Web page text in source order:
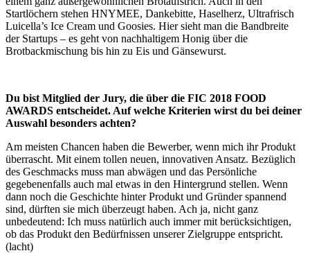
Startlöchern stehen HNYMEE, Dankebitte, Haselherz, Ultrafrisch
Luicella’s Ice Cream und Goosies. Hier sieht man die Bandbreite
der Startups – es geht von nachhaltigem Honig über die
Brotbackmischung bis hin zu Eis und Gänsewurst.
Du bist Mitglied der Jury, die über die FIC 2018 FOOD
AWARDS entscheidet. Auf welche Kriterien wirst du bei deiner
Auswahl besonders achten?
Am meisten Chancen haben die Bewerber, wenn mich ihr Produkt
überrascht. Mit einem tollen neuen, innovativen Ansatz. Bezüglich
des Geschmacks muss man abwägen und das Persönliche
gegebenenfalls auch mal etwas in den Hintergrund stellen. Wenn
dann noch die Geschichte hinter Produkt und Gründer spannend
sind, dürften sie mich überzeugt haben. Ach ja, nicht ganz
unbedeutend: Ich muss natürlich auch immer mit berücksichtigen,
ob das Produkt den Bedürfnissen unserer Zielgruppe entspricht.
(lacht)